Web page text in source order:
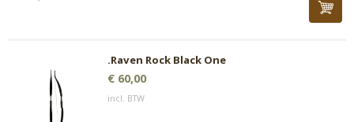
.Raven Rock Black One
€ 60,00
incl. BTW